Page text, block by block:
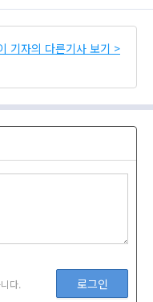
기자의 다른기사 보기 >
다. 로그인